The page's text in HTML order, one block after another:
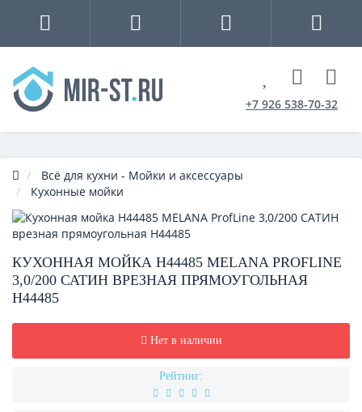
+7 926 538-70-32
Всё для кухни - Мойки и аксессуары
Кухонные мойки
КУХОННАЯ МОЙКА H44485 MELANA PROFLINE
3,0/200 САТИН ВРЕЗНАЯ ПРЯМОУГОЛЬНАЯ
H44485
Нет в наличии
Рейтинг: